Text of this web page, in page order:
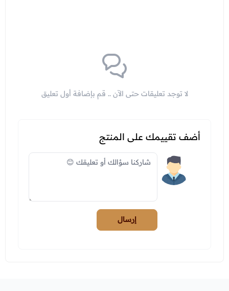
لا توجد تعليقات حتى الآن .. قم بإضافة أول تعليق
أضف تقييمك على المنتج
إرسال